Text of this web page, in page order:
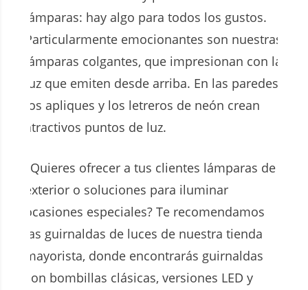
lámparas: hay algo para todos los gustos.
Particularmente emocionantes son nuestras
lámparas colgantes, que impresionan con la
luz que emiten desde arriba. En las paredes,
los apliques y los letreros de neón crean
atractivos puntos de luz.
¿Quieres ofrecer a tus clientes lámparas de
exterior o soluciones para iluminar
ocasiones especiales? Te recomendamos
las guirnaldas de luces de nuestra tienda
mayorista, donde encontrarás guirnaldas
con bombillas clásicas, versiones LED y